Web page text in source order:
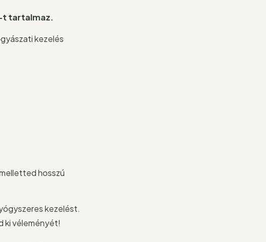
t tartalmaz.
kezelés
hosszú
kezelést.
ki véleményét!